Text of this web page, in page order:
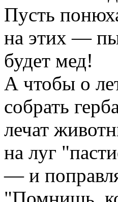
Пусть
на этих —
будет мед!
А чтобы о
собрать
лечат
на луг
— и